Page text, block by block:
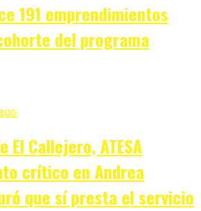
191 emprendimientos
del programa
El Callejero, ATESA
crítico en Andrea
que sí presta el servicio